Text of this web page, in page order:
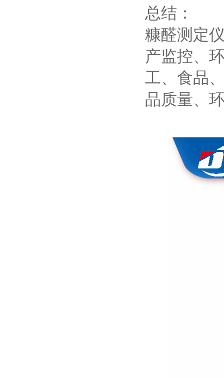
总结：
糠醛测定
产监控、
工、食品
品质量、